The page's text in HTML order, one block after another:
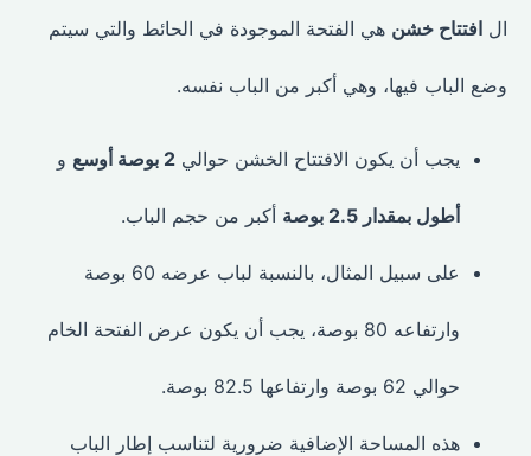
ال افتتاح خشنهي الفتحة الموجودة في الحائط والتي سيتم
وضع الباب فيها، وهي أكبر من الباب نفسه.
يجب أن يكون الافتتاح الخشن حوالي 2 بوصة أوسع و
أطول بمقدار 2.5 بوصة أكبر من حجم الباب.
على سبيل المثال، بالنسبة لباب عرضه 60 بوصة
وارتفاعه 80 بوصة، يجب أن يكون عرض الفتحة الخام
حوالي 62 بوصة وارتفاعها 82.5 بوصة.
هذه المساحة الإضافية ضرورية لتناسب إطار الباب